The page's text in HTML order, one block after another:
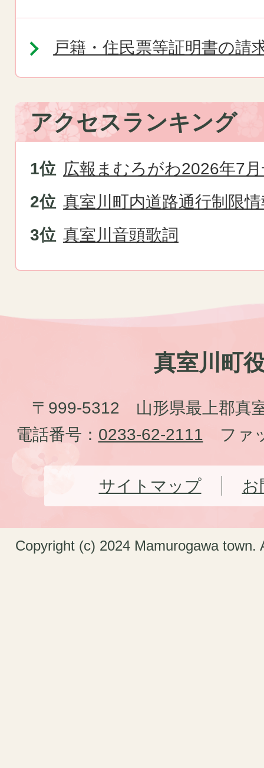
戸籍・住民票等証明書の請
アクセスランキング
広報まむろがわ2026年7
真室川町内道路通行制限
真室川音頭歌詞
真室川町
〒999-5312 山形県最上郡真
電話番号： 0233-62-2111 ファ
サイトマップ お
Copyright (c) 2024 Mamurogawa town.